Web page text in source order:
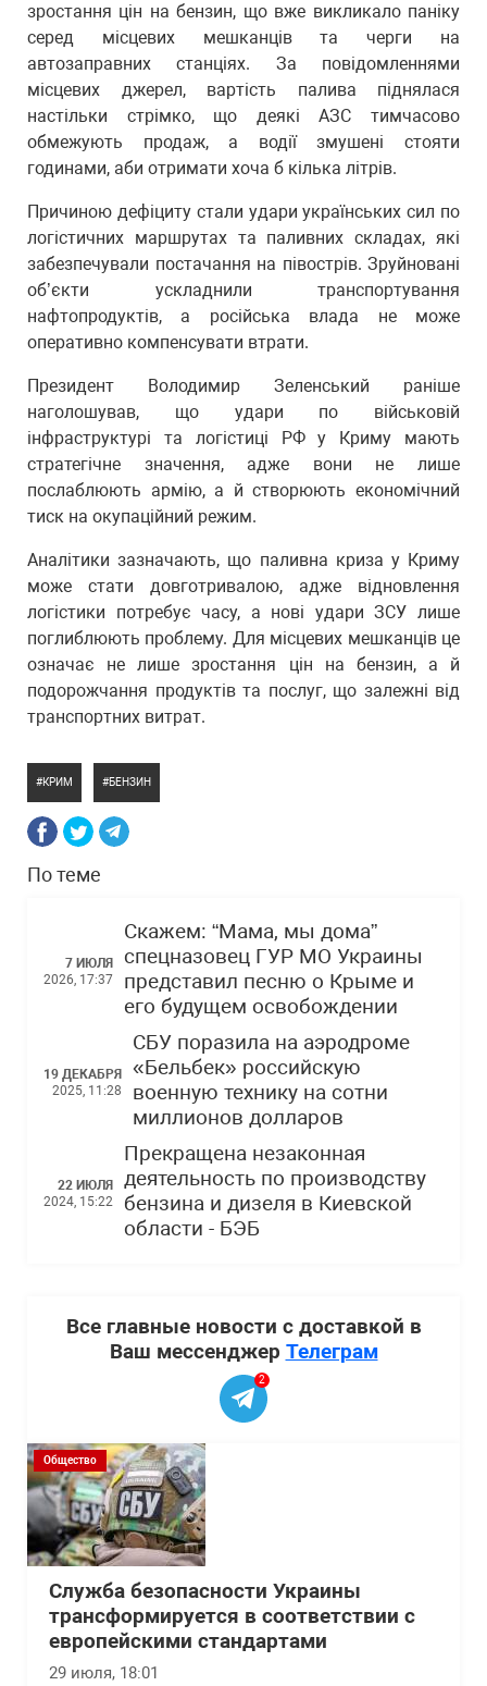
зростання цін на бензин, що вже викликало паніку
серед місцевих мешканців та черги на
автозаправних станціях. За повідомленнями
місцевих джерел, вартість палива піднялася
настільки стрімко, що деякі АЗС тимчасово
обмежують продаж, а водії змушені стояти
годинами, аби отримати хоча б кілька літрів.
Причиною дефіциту стали удари українських сил по
логістичних маршрутах та паливних складах, які
забезпечували постачання на півострів. Зруйновані
об’єкти ускладнили транспортування
нафтопродуктів, а російська влада не може
оперативно компенсувати втрати.
Президент Володимир Зеленський раніше
наголошував, що удари по військовій
інфраструктурі та логістиці РФ у Криму мають
стратегічне значення, адже вони не лише
послаблюють армію, а й створюють економічний
тиск на окупаційний режим.
Аналітики зазначають, що паливна криза у Криму
може стати довготривалою, адже відновлення
логістики потребує часу, а нові удари ЗСУ лише
поглиблюють проблему. Для місцевих мешканців це
означає не лише зростання цін на бензин, а й
подорожчання продуктів та послуг, що залежні від
транспортних витрат.
КРИМ БЕНЗИН
По теме
7 ИЮЛЯ
2026, 17:37
Скажем: “Мама, мы дома”
спецназовец ГУР МО Украины
представил песню о Крыме и
его будущем освобождении
19 ДЕКАБРЯ
2025, 11:28
СБУ поразила на аэродроме
«Бельбек» российскую
военную технику на сотни
миллионов долларов
22 ИЮЛЯ
2024, 15:22
Прекращена незаконная
деятельность по производству
бензина и дизеля в Киевской
области - БЭБ
Все главные новости с доставкой в
Ваш мессенджер Телеграм
2
Общество
Служба безопасности Украины
трансформируется в соответствии с
европейскими стандартами
29 июля, 18:01